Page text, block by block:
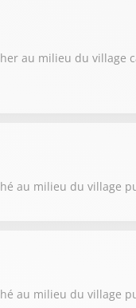
au milieu du village
au milieu du village
au milieu du village